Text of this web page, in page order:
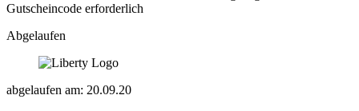
Gutscheincode erforderlich
Abgelaufen
abgelaufen am: 20.09.20